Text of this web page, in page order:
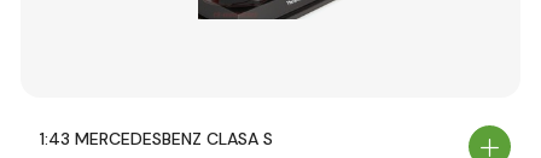
1:43 MERCEDESBENZ CLASA S